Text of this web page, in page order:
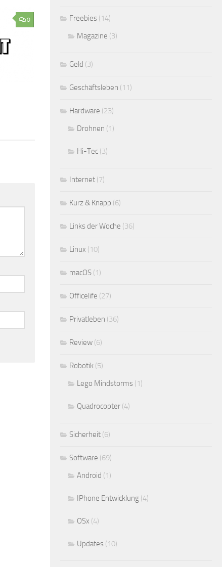
0 Freebies (14)
Magazine (3)
Geld (3)
Geschäftsleben (11)
Hardware (23)
Drohnen (1)
Hi-Tec (3)
Internet (7)
Kurz & Knapp (6)
Links der Woche (36)
Linux (10)
macOS (1)
Officelife (27)
Privatleben (36)
Review (6)
Robotik (5)
Lego Mindstorms (1)
Quadrocopter (4)
Sicherheit (6)
Software (69)
Android (1)
IPhone Entwicklung (4)
OSx (4)
Updates (10)